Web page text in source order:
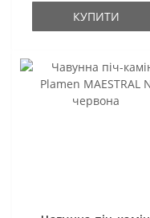
КУПИТИ